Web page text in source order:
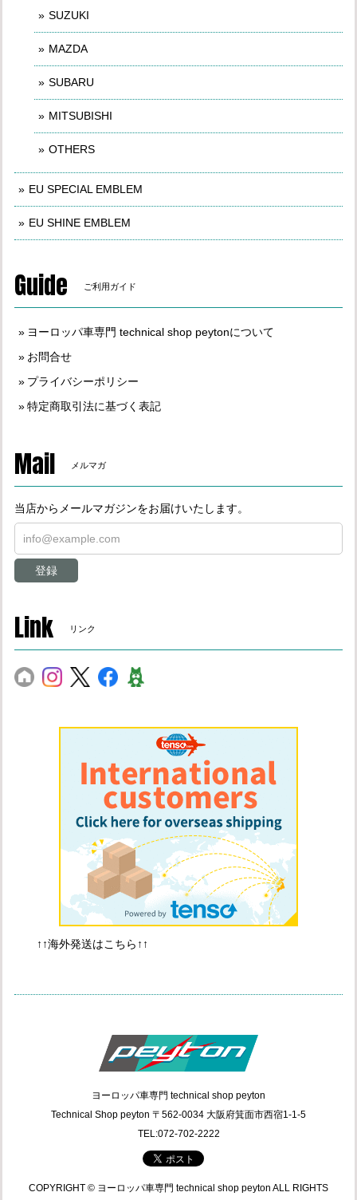
SUZUKI
MAZDA
SUBARU
MITSUBISHI
OTHERS
EU SPECIAL EMBLEM
EU SHINE EMBLEM
Guide ご利用ガイド
ヨーロッパ車専門 technical shop peytonについて
お問合せ
プライバシーポリシー
特定商取引法に基づく表記
Mail メルマガ
当店からメールマガジンをお届けいたします。
登録
Link リンク
↑↑海外発送はこちら↑↑
ヨーロッパ車専門 technical shop peyton
Technical Shop peyton 〒562-0034 大阪府箕面市西宿1-1-5
TEL:072-702-2222
COPYRIGHT © ヨーロッパ車専門 technical shop peyton ALL RIGHTS